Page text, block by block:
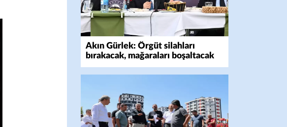
Akın Gürlek: Örgüt silahları
bırakacak, mağaraları boşaltacak